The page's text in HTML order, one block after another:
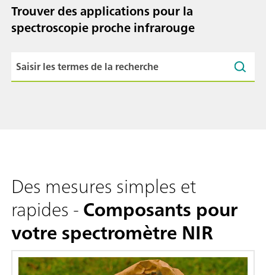
Trouver des applications pour la
spectroscopie proche infrarouge
Des mesures simples et
rapides -Composants pour
votre spectromètre NIR